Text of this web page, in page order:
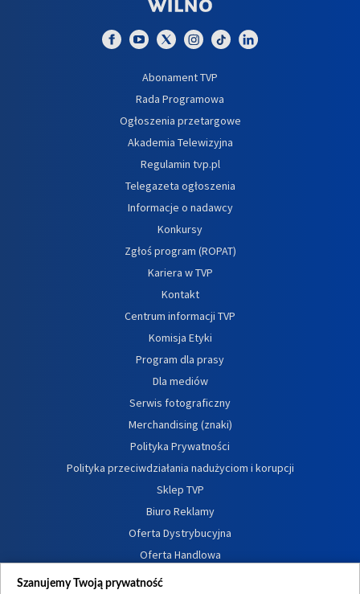
Abonament TVP
Rada Programowa
Ogłoszenia przetargowe
Akademia Telewizyjna
Regulamin tvp.pl
Telegazeta ogłoszenia
Informacje o nadawcy
Konkursy
Zgłoś program (ROPAT)
Kariera w TVP
Kontakt
Centrum informacji TVP
Komisja Etyki
Program dla prasy
Dla mediów
Serwis fotograficzny
Merchandising (znaki)
Polityka Prywatności
Polityka przeciwdziałania nadużyciom i korupcji
Sklep TVP
Biuro Reklamy
Oferta Dystrybucyjna
Oferta Handlowa
Dostępność
Szanujemy Twoją prywatność